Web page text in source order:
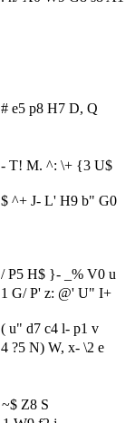
# e5 p8 H7 D, Q
- T! M. ^: \+ {3 U$
$ ^+ J- L' H9 b" G0
/ P5 H$ }- _% V0 u
1 G/ P' z: @' U" I+
( u" d7 c4 l- p1 v
4 ?5 N) W, x- \2 e
Z8 S